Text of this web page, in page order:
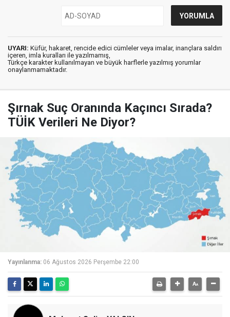
UYARI: Küfür, hakaret, rencide edici cümleler veya imalar, inançlara saldırı
içeren, imla kuralları ile yazılmamış,
Türkçe karakter kullanılmayan ve büyük harflerle yazılmış yorumlar
onaylanmamaktadır.
Şırnak Suç Oranında Kaçıncı Sırada?
TÜİK Verileri Ne Diyor?
Yayınlanma: 06 Ağustos 2026 Perşembe 22:00